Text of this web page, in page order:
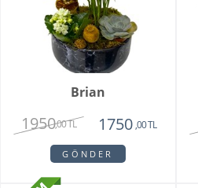
Brian
1950,00 TL 1750 ,00 TL
GÖNDER